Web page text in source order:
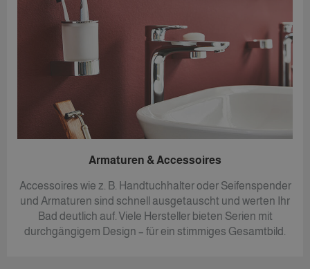
Armaturen & Accessoires
Accessoires wie z. B. Handtuchhalter oder Seifenspender
und Armaturen sind schnell ausgetauscht und werten Ihr
Bad deutlich auf. Viele Hersteller bieten Serien mit
durchgängigem Design – für ein stimmiges Gesamtbild.